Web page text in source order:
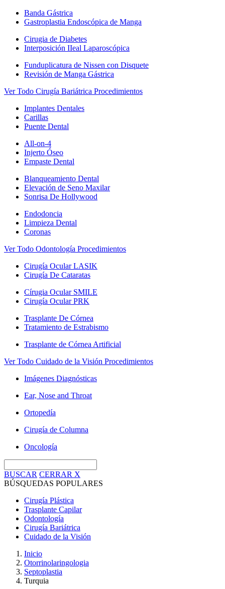
Banda Gástrica
Gastroplastia Endoscópica de Manga
Cirugia de Diabetes
Interposición IIeal Laparoscópica
Funduplicatura de Nissen con Disquete
Revisión de Manga Gástrica
Ver Todo Cirugía Bariátrica Procedimientos
Implantes Dentales
Carillas
Puente Dental
All-on-4
Injerto Óseo
Empaste Dental
Blanqueamiento Dental
Elevación de Seno Maxilar
Sonrisa De Hollywood
Endodoncia
Limpieza Dental
Coronas
Ver Todo Odontología Procedimientos
Cirugía Ocular LASIK
Cirugía De Cataratas
Círugia Ocular SMILE
Cirugía Ocular PRK
Trasplante De Córnea
Tratamiento de Estrabismo
Trasplante de Córnea Artificial
Ver Todo Cuidado de la Visión Procedimientos
Imágenes Diagnósticas
Ear, Nose and Throat
Ortopedía
Cirugía de Columna
Oncología
BUSCAR CERRAR X
BÚSQUEDAS POPULARES
Cirugía Plástica
Trasplante Capilar
Odontología
Cirugía Bariátrica
Cuidado de la Visión
Inicio
Otorrinolaringologia
Septoplastia
Turquia